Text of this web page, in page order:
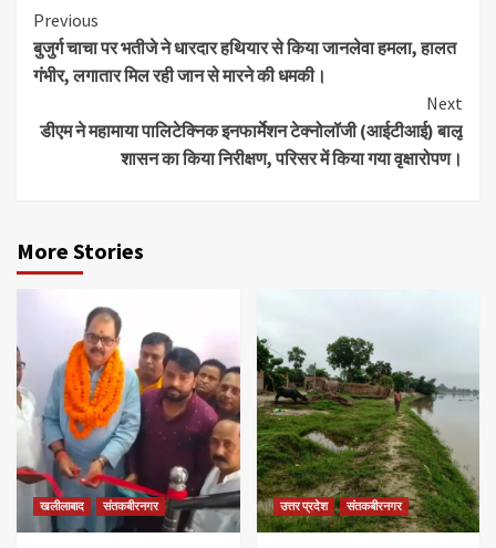
Continue
Reading
Previous
बुजुर्ग चाचा पर भतीजे ने धारदार हथियार से किया जानलेवा हमला, हालत
गंभीर, लगातार मिल रही जान से मारने की धमकी।
Next
डीएम ने महामाया पालिटेक्निक इनफार्मेशन टेक्नोलॉजी (आईटीआई) बालू
शासन का किया निरीक्षण, परिसर में किया गया वृक्षारोपण।
More Stories
खलीलाबाद संतकबीरनगर उत्तर प्रदेश संतकबीरनगर